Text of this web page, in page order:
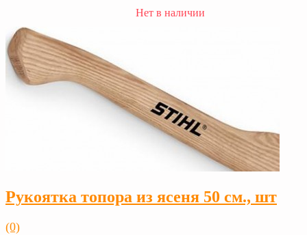
Нет в наличии
Рукоятка топора из ясеня 50 см., шт
(0)